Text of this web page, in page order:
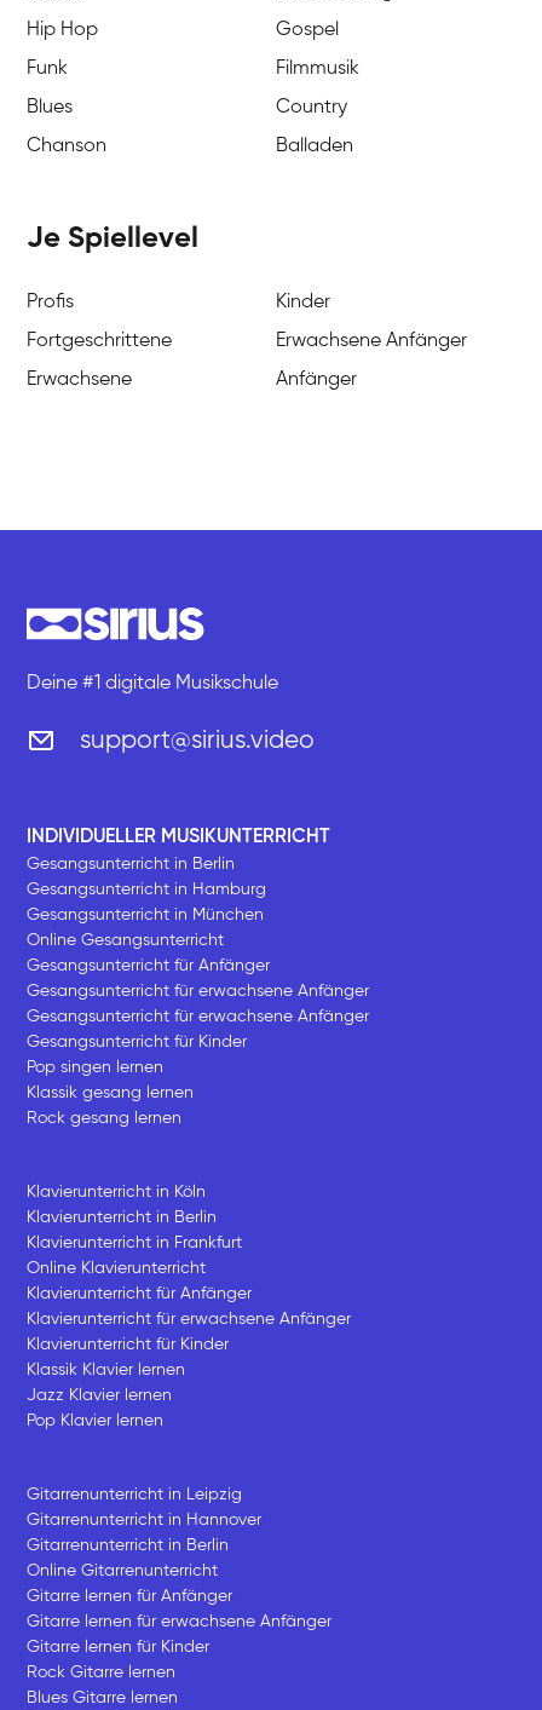
Hip Hop
Gospel
Funk
Filmmusik
Blues
Country
Chanson
Balladen
Je Spiellevel
Profis
Kinder
Fortgeschrittene
Erwachsene Anfänger
Erwachsene
Anfänger
Deine #1 digitale Musikschule
support@sirius.video
INDIVIDUELLER MUSIKUNTERRICHT
Gesangsunterricht in Berlin
Gesangsunterricht in Hamburg
Gesangsunterricht in München
Online Gesangsunterricht
Gesangsunterricht für Anfänger
Gesangsunterricht für erwachsene Anfänger
Gesangsunterricht für erwachsene Anfänger
Gesangsunterricht für Kinder
Pop singen lernen
Klassik gesang lernen
Rock gesang lernen
Klavierunterricht in Köln
Klavierunterricht in Berlin
Klavierunterricht in Frankfurt
Online Klavierunterricht
Klavierunterricht für Anfänger
Klavierunterricht für erwachsene Anfänger
Klavierunterricht für Kinder
Klassik Klavier lernen
Jazz Klavier lernen
Pop Klavier lernen
Gitarrenunterricht in Leipzig
Gitarrenunterricht in Hannover
Gitarrenunterricht in Berlin
Online Gitarrenunterricht
Gitarre lernen für Anfänger
Gitarre lernen für erwachsene Anfänger
Gitarre lernen für Kinder
Rock Gitarre lernen
Blues Gitarre lernen